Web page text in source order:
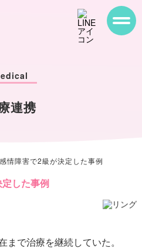
連携
情障害で2級が決定した事例
した事例
で治療を継続していた。